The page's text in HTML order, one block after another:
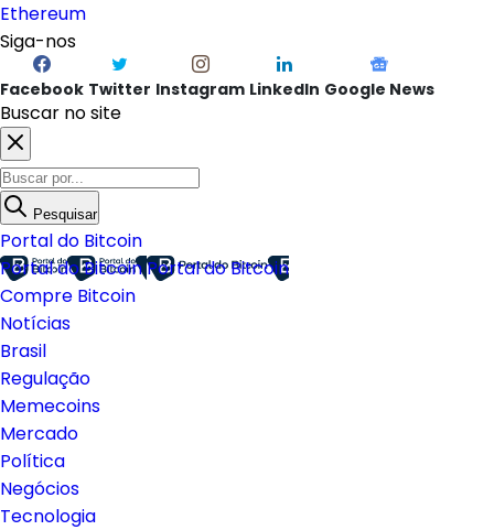
Ethereum
Siga-nos
Facebook Twitter Instagram LinkedIn Google News
Buscar no site
Pesquisar
Portal do Bitcoin
Portal do BitcoinPortal do Bitcoin
Compre Bitcoin
Notícias
Brasil
Regulação
Memecoins
Mercado
Política
Negócios
Tecnologia